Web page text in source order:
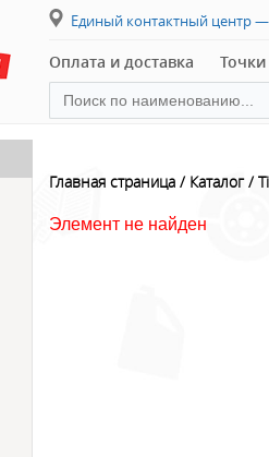
Единый контактный центр —
Оплата и доставка
Главная страница Каталог
Элемент не найден